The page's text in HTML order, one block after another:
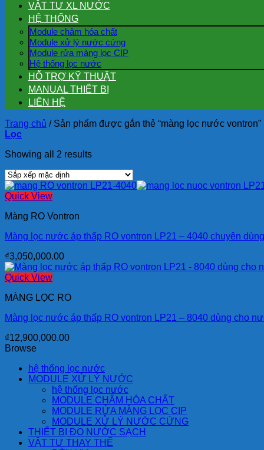
VẬT TƯ XL NƯỚC
HỆ THỐNG
Module châm hóa chất
Module xử lý nước cứng
Module rửa màng lọc CIP
Hệ thống lọc nước
HỖ TRỢ KỸ THUẬT
MANUAL THIẾT BỊ
LIÊN HỆ
Trang chủ /Sản phẩm được gắn thẻ “màng lọc nước vontron”
Lọc
Showing all 2 results
Quick View
Màng RO Vontron
Màng lọc nước áp thấp RO vontron LP21 – 4040 chuyên
₫3,050,000.00
Quick View
MÀNG LỌC RO
Màng lọc nước áp thấp RO vontron LP21 – 8040 dùng cho
₫12,900,000.00
Browse
hệ thống lọc nước
MODULE XỬ LÝ NƯỚC
hệ thống lọc nước
MODULE CHÂM HÓA CHẤT
MODULE RỬA MÀNG LỌC CIP
MODULE XỬ LÝ NƯỚC CỨNG
THIẾT BỊ ĐO NƯỚC SẠCH
VẬT TƯ THAY THẾ